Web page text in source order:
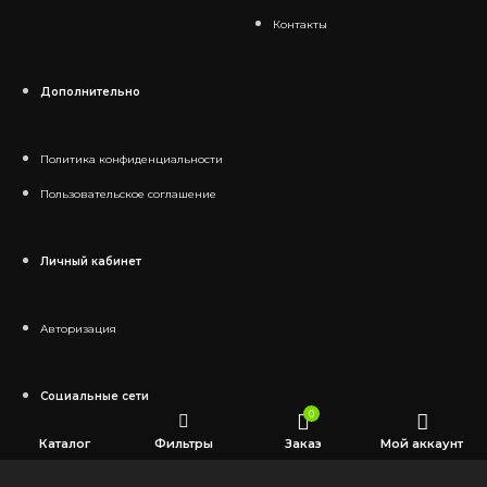
Контакты
Дополнительно
Политика конфиденциальности
Пользовательское соглашение
Личный кабинет
Авторизация
Социальные сети
Каталог Фильтры
0
Заказ Мой аккаунт